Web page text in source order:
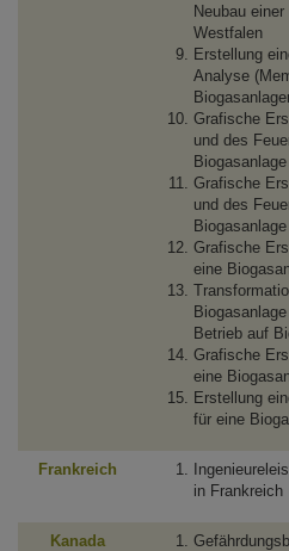
Neubau
Westfalen
Erstellung
Analyse
Grafische
und des
Grafische
und des
Grafische
eine
Betrieb auf
Grafische
eine
Erstellung
für eine
Frankreich
in Frankreich
Kanada